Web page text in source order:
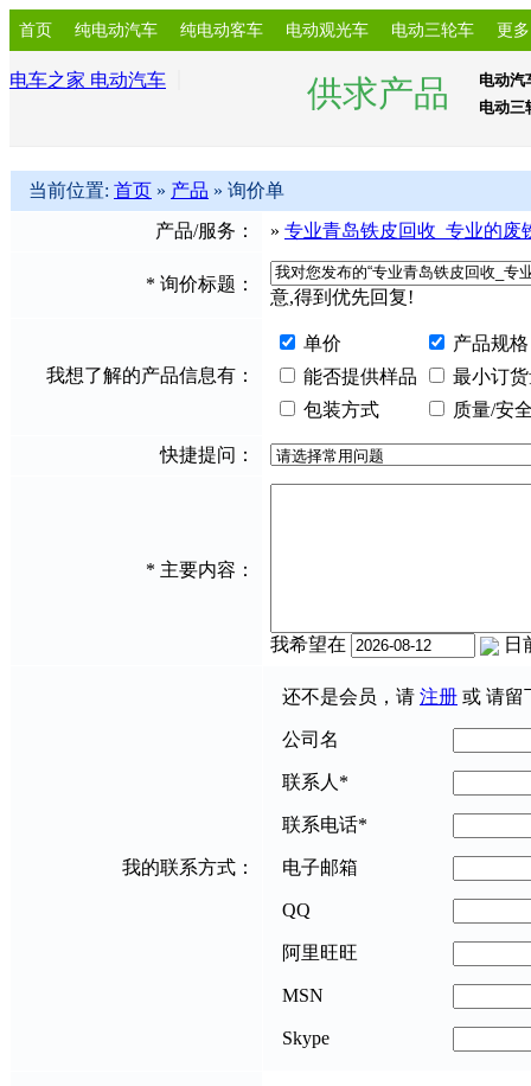
首页 纯电动汽车 纯电动客车 电动观光车 电动三轮车 更多
电车之家 电动汽车 供求产品
电动汽
电动三
当前位置: 首页 » 产品 » 询价单
产品/服务：
» 专业青岛铁皮回收_专业的废
* 询价标题：
意,得到优先回复!
我想了解的产品信息有：
单价
产品规格
能否提供样品
最小订
包装方式
质量/安
快捷提问：
* 主要内容：
我希望在 日
我的联系方式：
还不是会员，请 注册 或 请留
公司名
联系人 *
联系电话*
电子邮箱
QQ
阿里旺旺
MSN
Skype